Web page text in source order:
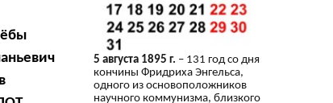
в
5 августа 1895 г. – 131 год со дня
кончины Фридриха Энгельса,
одного из основоположников
научного коммунизма, близкого